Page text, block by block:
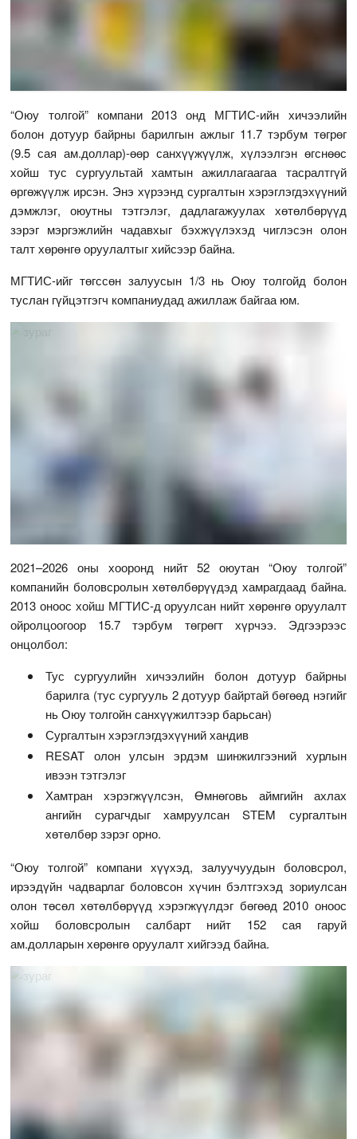
“Оюу толгой” компани 2013 онд МГТИС-ийн хичээлийн
болон дотуур байрны барилгын ажлыг 11.7 тэрбум төгрөг
(9.5 сая ам.доллар)-өөр санхүүжүүлж, хүлээлгэн өгснөөс
хойш тус сургуультай хамтын ажиллагаагаа тасралтгүй
өргөжүүлж ирсэн. Энэ хүрээнд сургалтын хэрэглэгдэхүүний
дэмжлэг, оюутны тэтгэлэг, дадлагажуулах хөтөлбөрүүд
зэрэг мэргэжлийн чадавхыг бэхжүүлэхэд чиглэсэн олон
талт хөрөнгө оруулалтыг хийсээр байна.
МГТИС-ийг төгссөн залуусын 1/3 нь Оюу толгойд болон
туслан гүйцэтгэгч компаниудад ажиллаж байгаа юм.
2021–2026 оны хооронд нийт 52 оюутан “Оюу толгой”
компанийн боловсролын хөтөлбөрүүдэд хамрагдаад байна.
2013 оноос хойш МГТИС-д оруулсан нийт хөрөнгө оруулалт
ойролцоогоор 15.7 тэрбум төгрөгт хүрчээ. Эдгээрээс
онцолбол:
Тус сургуулийн хичээлийн болон дотуур байрны
барилга (тус сургууль 2 дотуур байртай бөгөөд нэгийг
нь Оюу толгойн санхүүжилтээр барьсан)
Сургалтын хэрэглэгдэхүүний хандив
RESAT олон улсын эрдэм шинжилгээний хурлын
ивээн тэтгэлэг
Хамтран хэрэгжүүлсэн, Өмнөговь аймгийн ахлах
ангийн сурагчдыг хамруулсан SТEM сургалтын
хөтөлбөр зэрэг орно.
“Оюу толгой” компани хүүхэд, залуучуудын боловсрол,
ирээдүйн чадварлаг боловсон хүчин бэлтгэхэд зориулсан
олон төсөл хөтөлбөрүүд хэрэгжүүлдэг бөгөөд 2010 оноос
хойш боловсролын салбарт нийт 152 сая гаруй
ам.долларын хөрөнгө оруулалт хийгээд байна.